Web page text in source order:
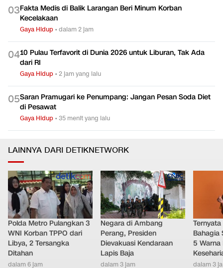
03Fakta Medis di Balik Larangan Beri Minum Korban
Kecelakaan
Gaya Hidup •dalam 2 jam
0410 Pulau Terfavorit di Dunia 2026 untuk Liburan, Tak Ada
dari RI
Gaya Hidup •2 jam yang lalu
05Saran Pramugari ke Penumpang: Jangan Pesan Soda Diet
di Pesawat
Gaya Hidup •35 menit yang lalu
LAINNYA DARI DETIKNETWORK
Polda Metro Pulangkan 3
WNI Korban TPPO dari
Libya, 2 Tersangka
Ditahan
dalam 6 jam
Negara di Ambang
Perang, Presiden
Dievakuasi Kendaraan
Lapis Baja
dalam 3 jam
Bahagia
5
dalam 3